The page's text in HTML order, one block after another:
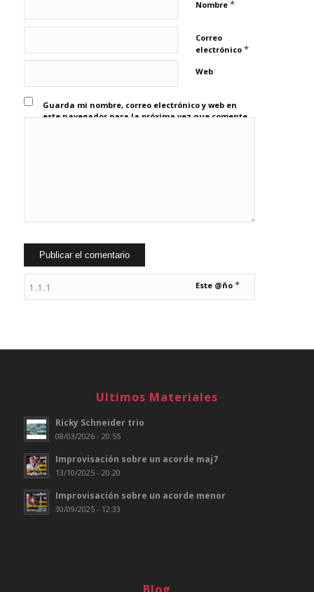
Nombre *
Correo
electrónico *
Web
Guarda mi nombre, correo electrónico y web en
este navegador para la próxima vez que comente.
Este @ño *
Ultimos Materiales
Ricky Schneider trio
08/03/2026 - 20:55
Improvisación sobre un acorde maj7
13/10/2025 - 20:20
Improvisación sobre un acorde menor
30/09/2025 - 12:33